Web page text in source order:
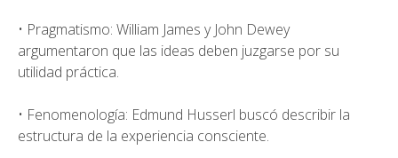
• Pragmatismo: William James y John Dewey
argumentaron que las ideas deben juzgarse por su
utilidad práctica.
• Fenomenología: Edmund Husserl buscó describir la
estructura de la experiencia consciente.